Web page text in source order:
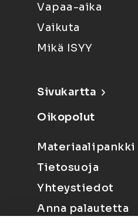
Vapaa-aika
Vaikuta
Mikä ISYY
Sivukartta
Oikopolut
Materiaalipankki
Tietosuoja
Yhteystiedot
Anna palautetta